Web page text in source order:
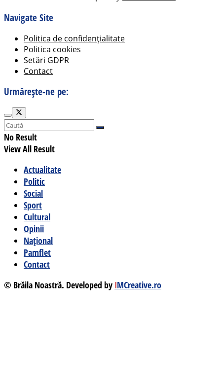
Navigate Site
Politica de confidențialitate
Politica cookies
Setări GDPR
Contact
Urmărește-ne pe:
No Result
View All Result
Actualitate
Politic
Social
Sport
Cultural
Opinii
Național
Pamflet
Contact
© Brăila Noastră. Developed by IMCreative.ro